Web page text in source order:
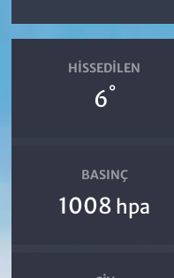
HISSEDILEN
6°
BASINÇ
1008 hpa